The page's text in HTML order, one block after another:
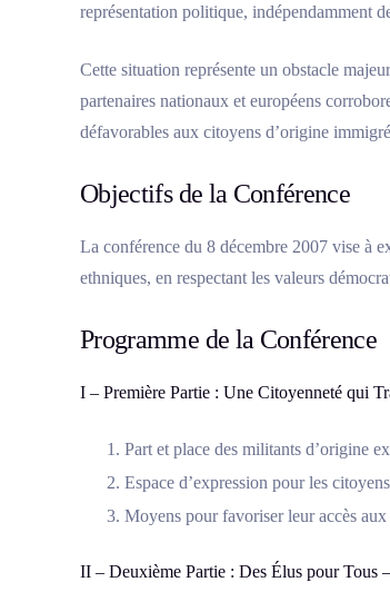
représentation politique, indépendamment
Cette situation représente un obstacle
partenaires nationaux et européens
défavorables aux citoyens d’origine
Objectifs de la Conférence
La conférence du 8 décembre 2007 vise à
ethniques, en respectant les valeurs
Programme de la Conférence
I – Première Partie : Une Citoyenneté qui
Part et place des militants d’origine
Espace d’expression pour les
Moyens pour favoriser leur accès
II – Deuxième Partie : Des Élus pour Tous